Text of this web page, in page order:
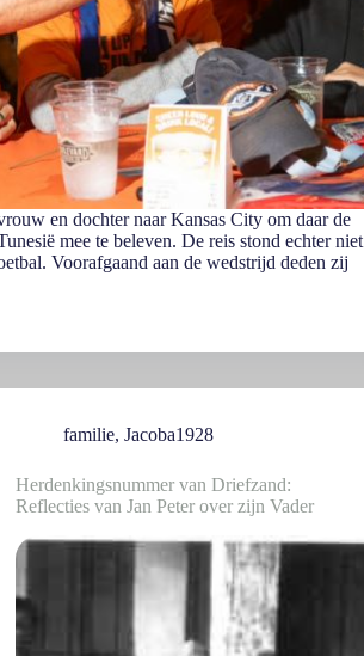
en dochter naar Kansas City om daar de
mee te beleven. De reis stond echter niet
Voorafgaand aan de wedstrijd deden zij
familie, Jacoba1928
Herdenkingsnummer van Driefzand:
Reflecties van Jan Peter over zijn Vader